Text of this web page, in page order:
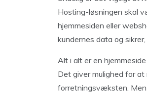
Hosting-løsningen skal
hjemmesiden eller
kundernes data og
Alt i alt er en
Det giver mulighed for
forretningsvæksten. Men